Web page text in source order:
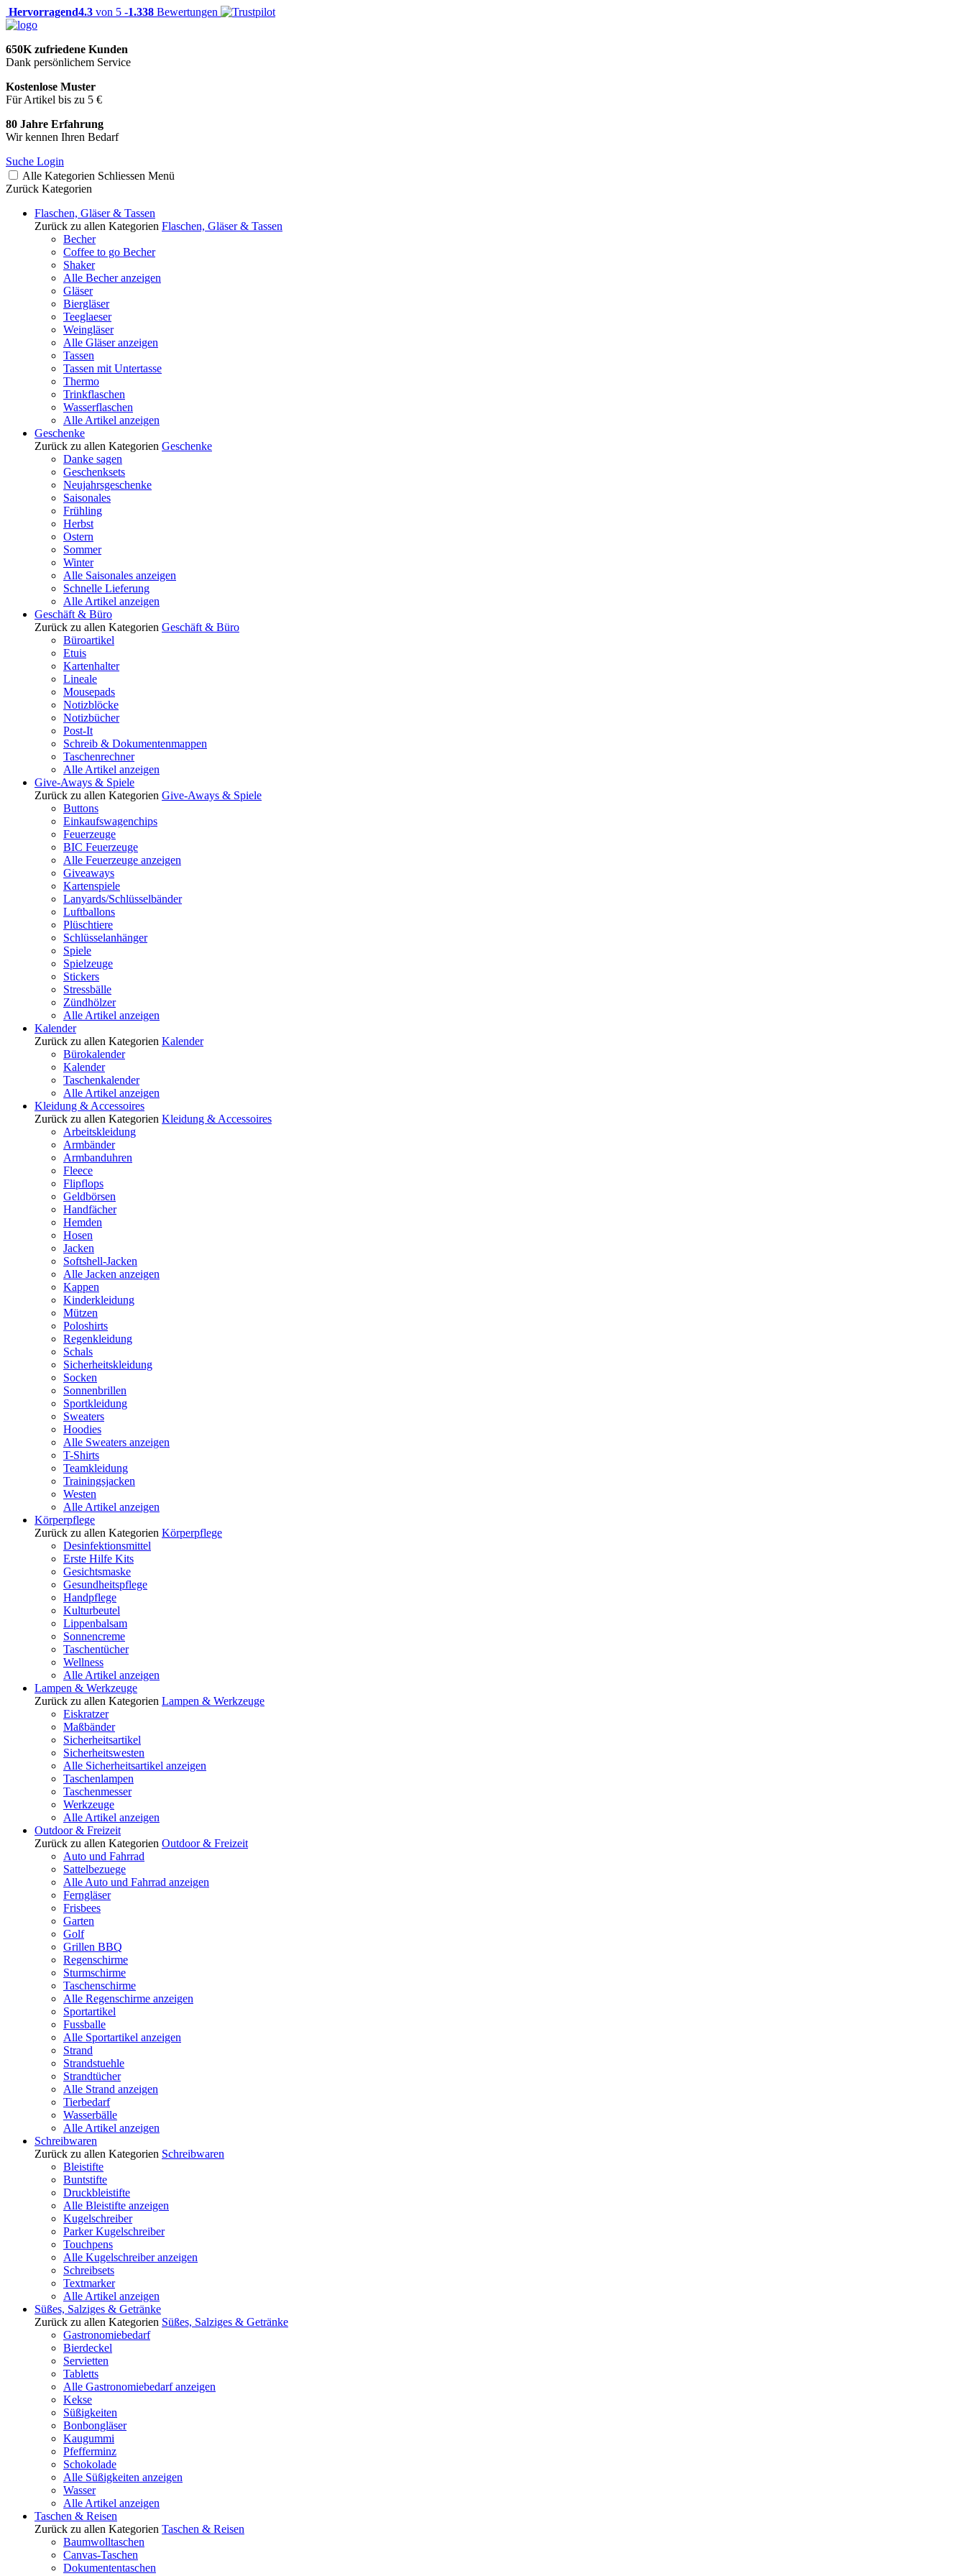
Hervorragend4.3 von 5 -1.338 Bewertungen
650K zufriedene Kunden
Dank persönlichem Service
Kostenlose Muster
Für Artikel bis zu 5 €
80 Jahre Erfahrung
Wir kennen Ihren Bedarf
Suche Login
Alle Kategorien Schliessen Menü
Zurück Kategorien
Flaschen, Gläser & Tassen
Zurück zu allen Kategorien Flaschen, Gläser & Tassen
Becher
Coffee to go Becher
Shaker
Alle Becher anzeigen
Gläser
Biergläser
Teeglaeser
Weingläser
Alle Gläser anzeigen
Tassen
Tassen mit Untertasse
Thermo
Trinkflaschen
Wasserflaschen
Alle Artikel anzeigen
Geschenke
Zurück zu allen Kategorien Geschenke
Danke sagen
Geschenksets
Neujahrsgeschenke
Saisonales
Frühling
Herbst
Ostern
Sommer
Winter
Alle Saisonales anzeigen
Schnelle Lieferung
Alle Artikel anzeigen
Geschäft & Büro
Zurück zu allen Kategorien Geschäft & Büro
Büroartikel
Etuis
Kartenhalter
Lineale
Mousepads
Notizblöcke
Notizbücher
Post-It
Schreib & Dokumentenmappen
Taschenrechner
Alle Artikel anzeigen
Give-Aways & Spiele
Zurück zu allen Kategorien Give-Aways & Spiele
Buttons
Einkaufswagenchips
Feuerzeuge
BIC Feuerzeuge
Alle Feuerzeuge anzeigen
Giveaways
Kartenspiele
Lanyards/Schlüsselbänder
Luftballons
Plüschtiere
Schlüsselanhänger
Spiele
Spielzeuge
Stickers
Stressbälle
Zündhölzer
Alle Artikel anzeigen
Kalender
Zurück zu allen Kategorien Kalender
Bürokalender
Kalender
Taschenkalender
Alle Artikel anzeigen
Kleidung & Accessoires
Zurück zu allen Kategorien Kleidung & Accessoires
Arbeitskleidung
Armbänder
Armbanduhren
Fleece
Flipflops
Geldbörsen
Handfächer
Hemden
Hosen
Jacken
Softshell-Jacken
Alle Jacken anzeigen
Kappen
Kinderkleidung
Mützen
Poloshirts
Regenkleidung
Schals
Sicherheitskleidung
Socken
Sonnenbrillen
Sportkleidung
Sweaters
Hoodies
Alle Sweaters anzeigen
T-Shirts
Teamkleidung
Trainingsjacken
Westen
Alle Artikel anzeigen
Körperpflege
Zurück zu allen Kategorien Körperpflege
Desinfektionsmittel
Erste Hilfe Kits
Gesichtsmaske
Gesundheitspflege
Handpflege
Kulturbeutel
Lippenbalsam
Sonnencreme
Taschentücher
Wellness
Alle Artikel anzeigen
Lampen & Werkzeuge
Zurück zu allen Kategorien Lampen & Werkzeuge
Eiskratzer
Maßbänder
Sicherheitsartikel
Sicherheitswesten
Alle Sicherheitsartikel anzeigen
Taschenlampen
Taschenmesser
Werkzeuge
Alle Artikel anzeigen
Outdoor & Freizeit
Zurück zu allen Kategorien Outdoor & Freizeit
Auto und Fahrrad
Sattelbezuege
Alle Auto und Fahrrad anzeigen
Ferngläser
Frisbees
Garten
Golf
Grillen BBQ
Regenschirme
Sturmschirme
Taschenschirme
Alle Regenschirme anzeigen
Sportartikel
Fussballe
Alle Sportartikel anzeigen
Strand
Strandstuehle
Strandtücher
Alle Strand anzeigen
Tierbedarf
Wasserbälle
Alle Artikel anzeigen
Schreibwaren
Zurück zu allen Kategorien Schreibwaren
Bleistifte
Buntstifte
Druckbleistifte
Alle Bleistifte anzeigen
Kugelschreiber
Parker Kugelschreiber
Touchpens
Alle Kugelschreiber anzeigen
Schreibsets
Textmarker
Alle Artikel anzeigen
Süßes, Salziges & Getränke
Zurück zu allen Kategorien Süßes, Salziges & Getränke
Gastronomiebedarf
Bierdeckel
Servietten
Tabletts
Alle Gastronomiebedarf anzeigen
Kekse
Süßigkeiten
Bonbongläser
Kaugummi
Pfefferminz
Schokolade
Alle Süßigkeiten anzeigen
Wasser
Alle Artikel anzeigen
Taschen & Reisen
Zurück zu allen Kategorien Taschen & Reisen
Baumwolltaschen
Canvas-Taschen
Dokumententaschen